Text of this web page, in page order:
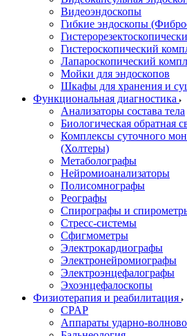
Видеоэндоскопы
Гибкие эндоскопы
Гистероскопический
Лапароскопический
Мойки для эндоскопов
Шкафы для хранения и
Функциональная диагностика
Анализаторы состава тела
Биологическая обратная
Комплексы суточного
(Холтеры)
Метаболографы
Нейромиоанализаторы
Полисомнографы
Реографы
Спирографы и
Стресс-системы
Сфигмометры
Электрокардиографы
Электронейромиографы
Электроэнцефалографы
Эхоэнцефалоскопы
Физиотерапия и реабилитация
CPAP
Аппараты ударно-